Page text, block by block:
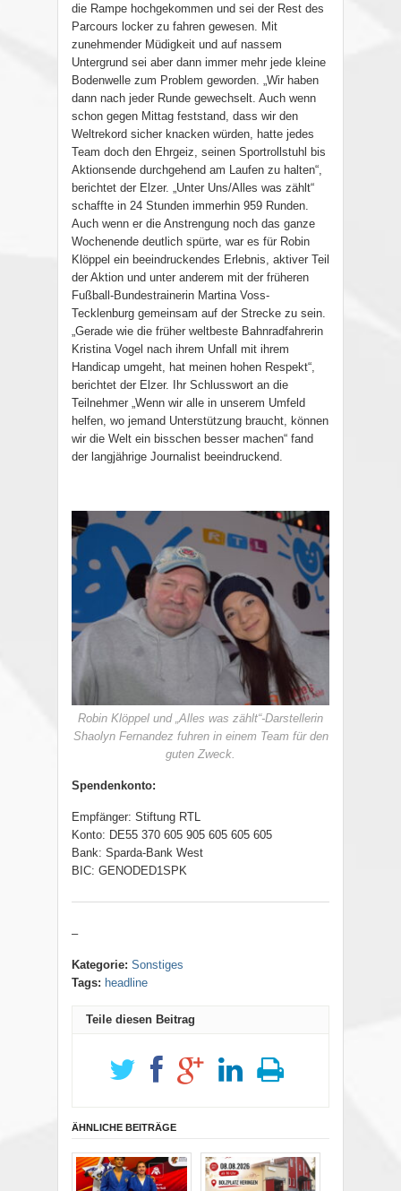
die Rampe hochgekommen und sei der Rest des
Parcours locker zu fahren gewesen. Mit
zunehmender Müdigkeit und auf nassem
Untergrund sei aber dann immer mehr jede kleine
Bodenwelle zum Problem geworden. „Wir haben
dann nach jeder Runde gewechselt. Auch wenn
schon gegen Mittag feststand, dass wir den
Weltrekord sicher knacken würden, hatte jedes
Team doch den Ehrgeiz, seinen Sportrollstuhl bis
Aktionsende durchgehend am Laufen zu halten“,
berichtet der Elzer. „Unter Uns/Alles was zählt“
schaffte in 24 Stunden immerhin 959 Runden.
Auch wenn er die Anstrengung noch das ganze
Wochenende deutlich spürte, war es für Robin
Klöppel ein beeindruckendes Erlebnis, aktiver Teil
der Aktion und unter anderem mit der früheren
Fußball-Bundestrainerin Martina Voss-
Tecklenburg gemeinsam auf der Strecke zu sein.
„Gerade wie die früher weltbeste Bahnradfahrerin
Kristina Vogel nach ihrem Unfall mit ihrem
Handicap umgeht, hat meinen hohen Respekt“,
berichtet der Elzer. Ihr Schlusswort an die
Teilnehmer „Wenn wir alle in unserem Umfeld
helfen, wo jemand Unterstützung braucht, können
wir die Welt ein bisschen besser machen“ fand
der langjährige Journalist beeindruckend.
Robin Klöppel und „Alles was zählt“-Darstellerin
Shaolyn Fernandez fuhren in einem Team für den
guten Zweck.
Spendenkonto:
Empfänger: Stiftung RTL
Konto: DE55 370 605 905 605 605 605
Bank: Sparda-Bank West
BIC: GENODED1SPK
–
Kategorie: Sonstiges
Tags: headline
Teile diesen Beitrag
ÄHNLICHE BEITRÄGE